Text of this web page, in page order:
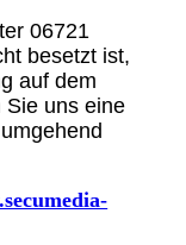
06721
besetzt ist,
auf dem
Sie uns eine